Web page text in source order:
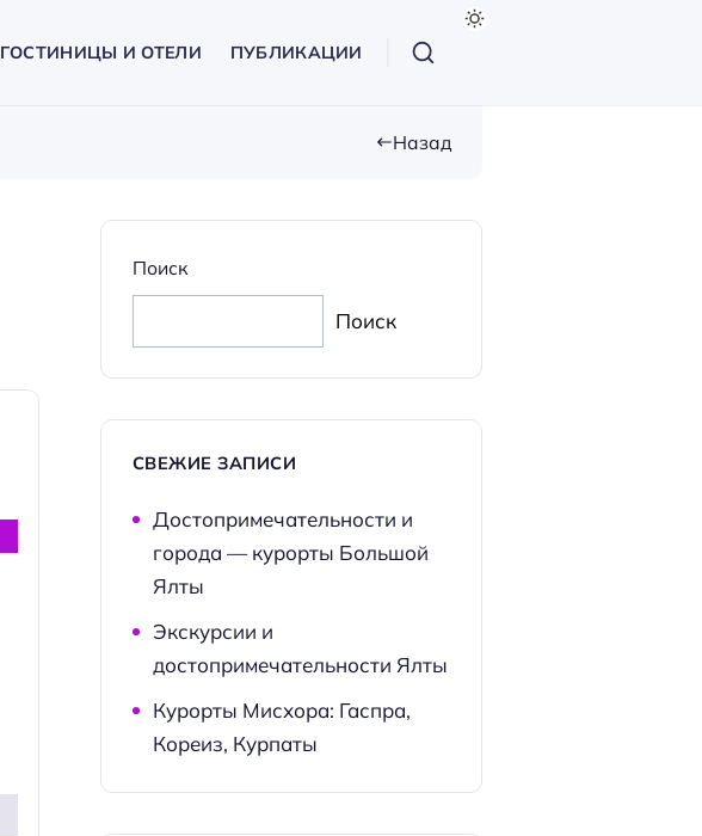
ГОСТИНИЦЫ И ОТЕЛИ ПУБЛИКАЦИИ
Назад
Поиск
Поиск
СВЕЖИЕ ЗАПИСИ
Достопримечательности и
города — курорты Большой
Ялты
Экскурсии и
достопримечательности Ялты
Курорты Мисхора: Гаспра,
Кореиз, Курпаты